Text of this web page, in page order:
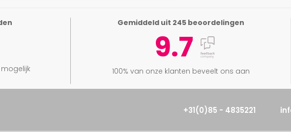
Gemiddeld uit 245 beoordelingen
9.7
100% van onze klanten beveelt ons aan
+31(0)85 - 4835221